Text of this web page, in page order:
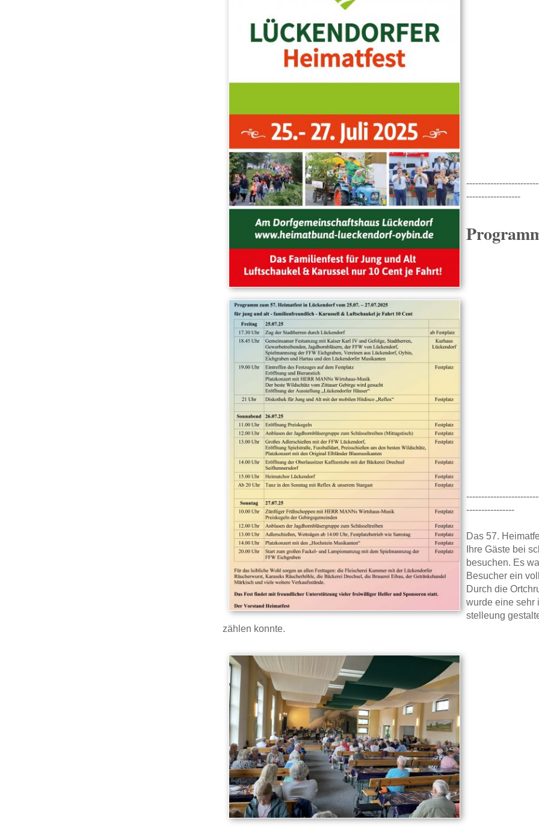
------------------
----------------
Das 57.
Ihre Gäste bei
besuchen. Es
Besucher ein
Durch die
wurde eine sehr
stelleung
zählen konnte.